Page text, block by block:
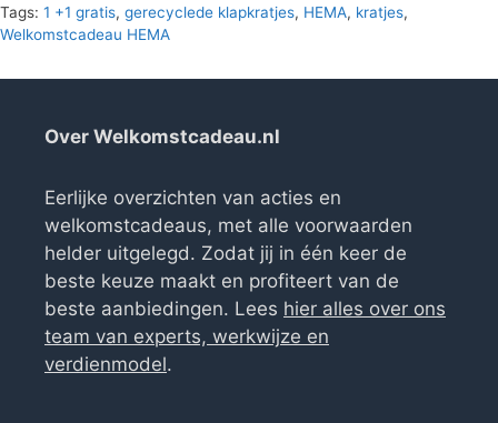
Tags: 1 +1 gratis, gerecyclede klapkratjes, HEMA, kratjes,
Welkomstcadeau HEMA
Over Welkomstcadeau.nl
Eerlijke overzichten van acties en
welkomstcadeaus, met alle voorwaarden
helder uitgelegd. Zodat jij in één keer de
beste keuze maakt en profiteert van de
beste aanbiedingen. Lees hier alles over ons
team van experts, werkwijze en
verdienmodel.